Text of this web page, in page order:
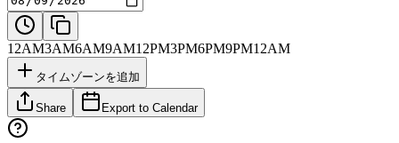
12AM3AM6AM9AM12PM3PM6PM9PM12AM
タイムゾーンを追加
Share Export to Calendar